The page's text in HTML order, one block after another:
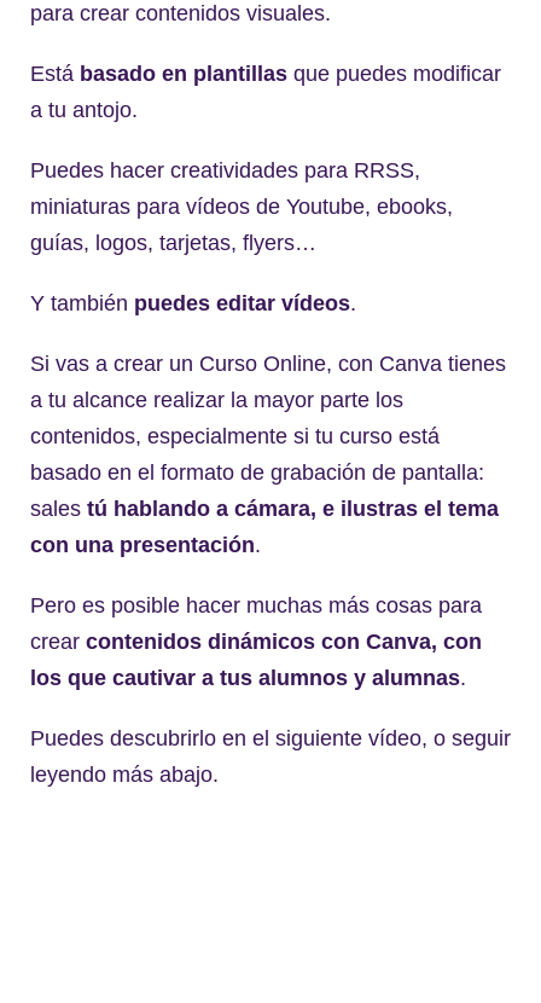
para crear contenidos visuales.
Está basado en plantillas que puedes modificar
a tu antojo.
Puedes hacer creatividades para RRSS,
miniaturas para vídeos de Youtube, ebooks,
guías, logos, tarjetas, flyers…
Y también puedes editar vídeos.
Si vas a crear un Curso Online, con Canva tienes
a tu alcance realizar la mayor parte los
contenidos, especialmente si tu curso está
basado en el formato de grabación de pantalla:
sales tú hablando a cámara, e ilustras el tema
con una presentación.
Pero es posible hacer muchas más cosas para
crear contenidos dinámicos con Canva, con
los que cautivar a tus alumnos y alumnas.
Puedes descubrirlo en el siguiente vídeo, o seguir
leyendo más abajo.